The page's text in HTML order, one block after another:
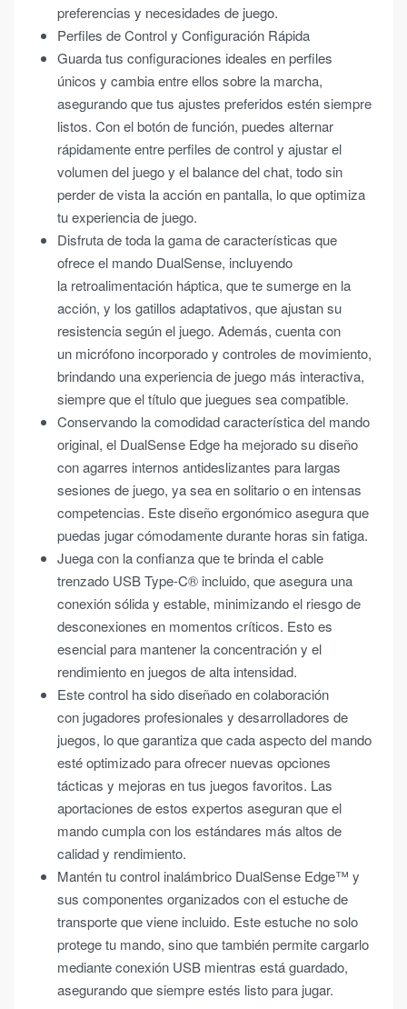
preferencias y necesidades de juego.
Perfiles de Control y Configuración Rápida
Guarda tus configuraciones ideales en perfiles
únicos y cambia entre ellos sobre la marcha,
asegurando que tus ajustes preferidos estén siempre
listos. Con el botón de función, puedes alternar
rápidamente entre perfiles de control y ajustar el
volumen del juego y el balance del chat, todo sin
perder de vista la acción en pantalla, lo que optimiza
tu experiencia de juego.
Disfruta de toda la gama de características que
ofrece el mando DualSense, incluyendo
la retroalimentación háptica, que te sumerge en la
acción, y los gatillos adaptativos, que ajustan su
resistencia según el juego. Además, cuenta con
un micrófono incorporado y controles de movimiento,
brindando una experiencia de juego más interactiva,
siempre que el título que juegues sea compatible.
Conservando la comodidad característica del mando
original, el DualSense Edge ha mejorado su diseño
con agarres internos antideslizantes para largas
sesiones de juego, ya sea en solitario o en intensas
competencias. Este diseño ergonómico asegura que
puedas jugar cómodamente durante horas sin fatiga.
Juega con la confianza que te brinda el cable
trenzado USB Type-C® incluido, que asegura una
conexión sólida y estable, minimizando el riesgo de
desconexiones en momentos críticos. Esto es
esencial para mantener la concentración y el
rendimiento en juegos de alta intensidad.
Este control ha sido diseñado en colaboración
con jugadores profesionales y desarrolladores de
juegos, lo que garantiza que cada aspecto del mando
esté optimizado para ofrecer nuevas opciones
tácticas y mejoras en tus juegos favoritos. Las
aportaciones de estos expertos aseguran que el
mando cumpla con los estándares más altos de
calidad y rendimiento.
Mantén tu control inalámbrico DualSense Edge™ y
sus componentes organizados con el estuche de
transporte que viene incluido. Este estuche no solo
protege tu mando, sino que también permite cargarlo
mediante conexión USB mientras está guardado,
asegurando que siempre estés listo para jugar.